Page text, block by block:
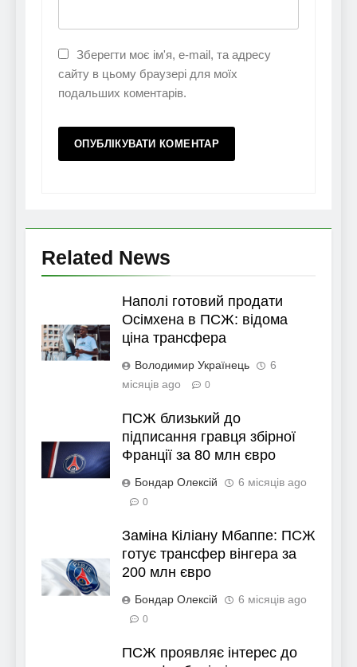
Зберегти моє ім'я, e-mail, та адресу
сайту в цьому браузері для моїх
подальших коментарів.
Related News
Наполі готовий продати
Осімхена в ПСЖ: відома
ціна трансфера
Володимир Українець
6
місяців ago
0
ПСЖ близький до
підписання гравця збірної
Франції за 80 млн євро
Бондар Олексій 6 місяців ago
0
Заміна Кіліану Мбаппе: ПСЖ
готує трансфер вінгера за
200 млн євро
Бондар Олексій 6 місяців ago
0
ПСЖ проявляє інтерес до